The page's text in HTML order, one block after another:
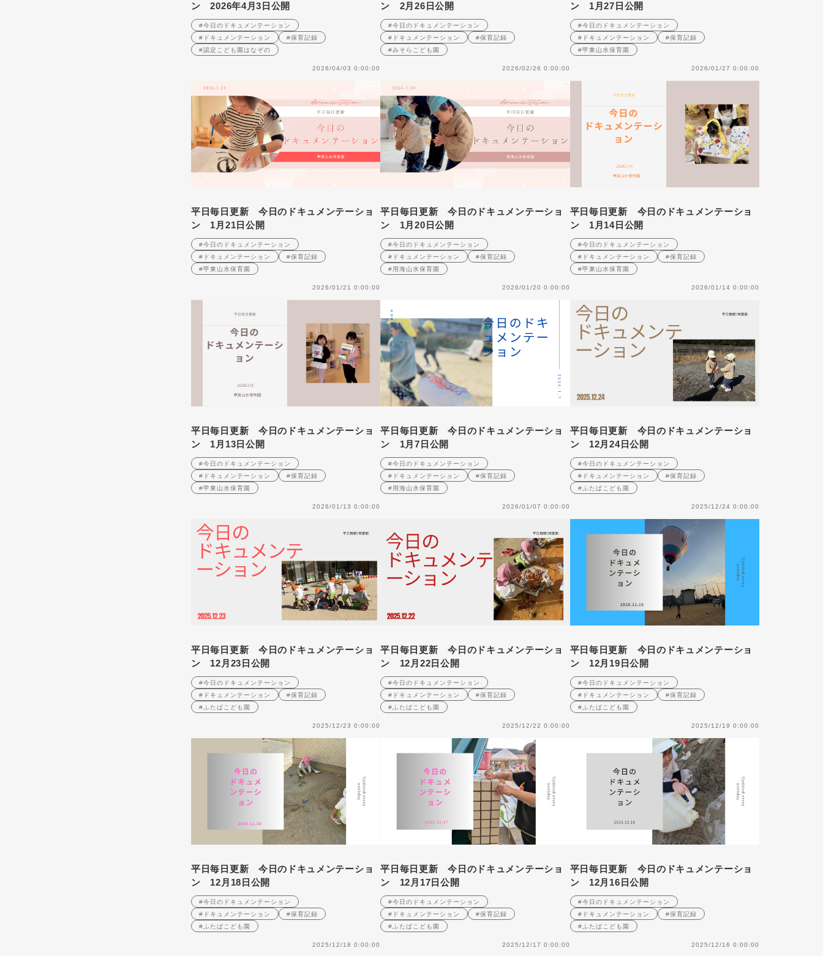
ン 2026年4月3日公開
#今日のドキュメンテーション
#ドキュメンテーション
#保育記録
#認定こども園はなぞの
2026/04/03 0:00:00
ン 2月26日公開
#今日のドキュメンテーション
#ドキュメンテーション
#保育記録
#みそらこども園
2026/02/26 0:00:00
ン 1月27日公開
#今日のドキュメンテーション
#ドキュメンテーション
#保育記録
#甲東山水保育園
2026/01/27 0:00:00
平日毎日更新 今日のドキュメンテーショ
ン 1月21日公開
#今日のドキュメンテーション
#ドキュメンテーション
#保育記録
#甲東山水保育園
2026/01/21 0:00:00
平日毎日更新 今日のドキュメンテーショ
ン 1月20日公開
#今日のドキュメンテーション
#ドキュメンテーション
#保育記録
#用海山水保育園
2026/01/20 0:00:00
平日毎日更新 今日のドキュメンテーショ
ン 1月14日公開
#今日のドキュメンテーション
#ドキュメンテーション
#保育記録
#甲東山水保育園
2026/01/14 0:00:00
平日毎日更新 今日のドキュメンテーショ
ン 1月13日公開
#今日のドキュメンテーション
#ドキュメンテーション
#保育記録
#甲東山水保育園
2026/01/13 0:00:00
平日毎日更新 今日のドキュメンテーショ
ン 1月7日公開
#今日のドキュメンテーション
#ドキュメンテーション
#保育記録
#用海山水保育園
2026/01/07 0:00:00
平日毎日更新 今日のドキュメンテーショ
ン 12月24日公開
#今日のドキュメンテーション
#ドキュメンテーション
#保育記録
#ふたばこども園
2025/12/24 0:00:00
平日毎日更新 今日のドキュメンテーショ
ン 12月23日公開
#今日のドキュメンテーション
#ドキュメンテーション
#保育記録
#ふたばこども園
2025/12/23 0:00:00
平日毎日更新 今日のドキュメンテーショ
ン 12月22日公開
#今日のドキュメンテーション
#ドキュメンテーション
#保育記録
#ふたばこども園
2025/12/22 0:00:00
平日毎日更新 今日のドキュメンテーショ
ン 12月19日公開
#今日のドキュメンテーション
#ドキュメンテーション
#保育記録
#ふたばこども園
2025/12/19 0:00:00
平日毎日更新 今日のドキュメンテーショ
ン 12月18日公開
#今日のドキュメンテーション
#ドキュメンテーション
#保育記録
#ふたばこども園
2025/12/18 0:00:00
平日毎日更新 今日のドキュメンテーショ
ン 12月17日公開
#今日のドキュメンテーション
#ドキュメンテーション
#保育記録
#ふたばこども園
2025/12/17 0:00:00
平日毎日更新 今日のドキュメンテーショ
ン 12月16日公開
#今日のドキュメンテーション
#ドキュメンテーション
#保育記録
#ふたばこども園
2025/12/16 0:00:00